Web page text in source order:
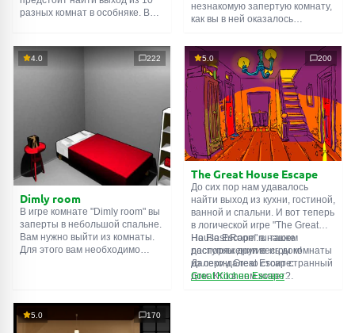
разных комнат в особняке. В
их, чтобы выйти. Выход из
одной комнаты является
незнакомую запертую комнату,
как вы в ней оказалось
смекалки попробуйте решить
все, приготовленные авторами
для вас, головоломки и найти
выход на свободу.
Внимательно осмотрите
помещение, возможно вы
сможете найти какие-нибудь
подсказки. Желаем удачи!
4.0 222
Dimly room
В игре комнате "Dimly room" вы
заперты в небольшой спальне.
Вам нужно выйти из комнаты.
Для этого вам необходимо
5.0 200
The Great House Escape
До сих пор нам удавалось
найти выход из кухни, гостиной,
ванной и спальни. И вот теперь
в логической игре "The Great
House Escape" в нашем
распоряжении весь дом!
Далеко-далеко стоит странный
дом. Кто в нем живет?
На FlashRoom.ru также
доступны другие игры комнаты
из серии Great Escape:
Great Kitchen Escape
5.0 170